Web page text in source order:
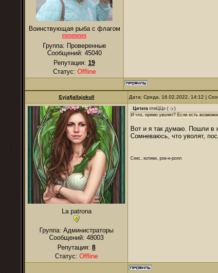
Воинствующая рыба с флагом
Группа: Проверенные
Сообщений: 45040
Репутация: 19
Статус: Offline
Eyjafjallajokull Дата: Среда, 16.02.2022, 14:12 |
La patrona
Группа: Администраторы
Сообщений: 48003
Репутация: 8
Статус: Offline
Цитата птиЦЦо (
)
И что, прямо уволят? Если есть
Вот и я так думаю. Пошли в
Сомневаюсь, что уволят,
Секс, котики, рок-н-ролл